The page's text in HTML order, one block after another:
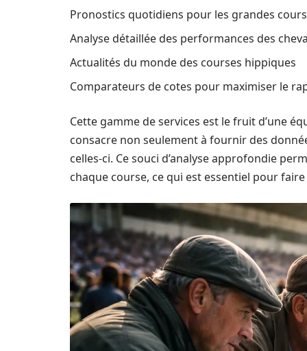
Pronostics quotidiens pour les grandes
Analyse détaillée des performances des
Actualités du monde des courses hippiques
Comparateurs de cotes pour maximiser le
Cette gamme de services est le fruit d’une
consacre non seulement à fournir des
celles-ci. Ce souci d’analyse approfondie
chaque course, ce qui est essentiel pour